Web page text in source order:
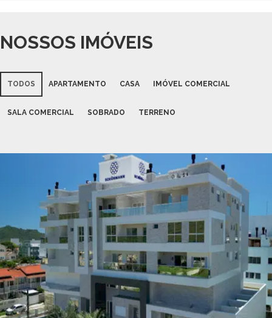
NOSSOS IMÓVEIS
TODOS APARTAMENTO CASA IMÓVEL COMERCIAL
SALA COMERCIAL SOBRADO TERRENO